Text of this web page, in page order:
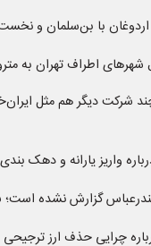
اردوغان با بن‌سلمان و
اطراف تهران به
شرکت دیگر هم مثل
واریز یارانه و دهک
گزارش نشده است؛ ۱۵ مرداد
چرایی حذف ارز ترجیحی